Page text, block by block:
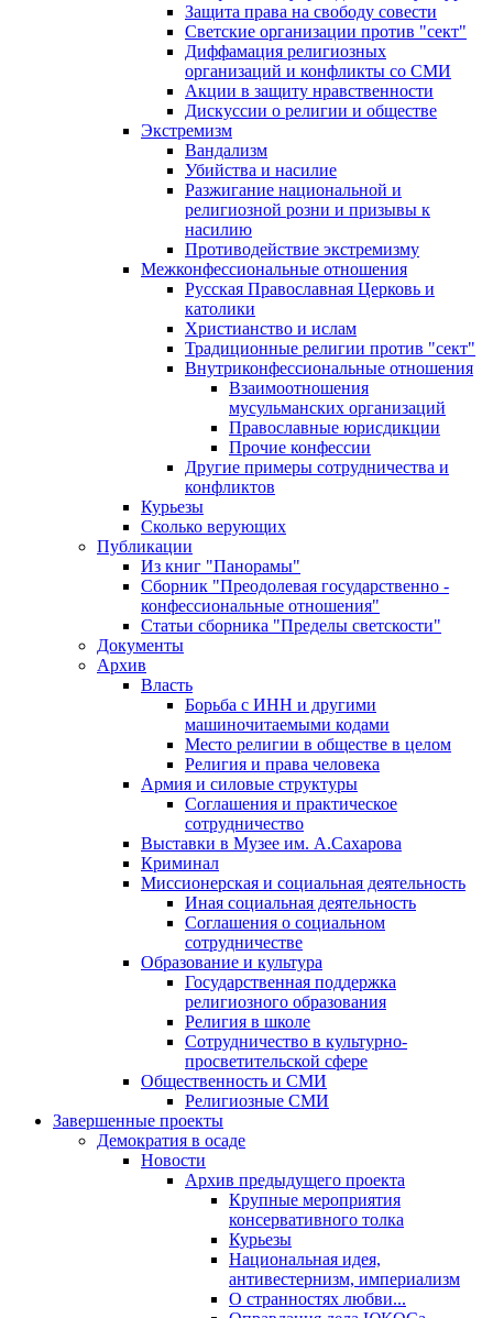
Защита права на свободу совести
Светские организации против "сект"
Диффамация религиозных
организаций и конфликты со СМИ
Акции в защиту нравственности
Дискуссии о религии и обществе
Экстремизм
Вандализм
Убийства и насилие
Разжигание национальной и
религиозной розни и призывы к
насилию
Противодействие экстремизму
Межконфессиональные отношения
Русская Православная Церковь и
католики
Христианство и ислам
Традиционные религии против "сект"
Внутриконфессиональные отношения
Взаимоотношения
мусульманских организаций
Православные юрисдикции
Прочие конфессии
Другие примеры сотрудничества и
конфликтов
Курьезы
Сколько верующих
Публикации
Из книг "Панорамы"
Сборник "Преодолевая государственно -
конфессиональные отношения"
Статьи сборника "Пределы светскости"
Документы
Архив
Власть
Борьба с ИНН и другими
машиночитаемыми кодами
Место религии в обществе в целом
Религия и права человека
Армия и силовые структуры
Соглашения и практическое
сотрудничество
Выставки в Музее им. А.Сахарова
Криминал
Миссионерская и социальная деятельность
Иная социальная деятельность
Соглашения о социальном
сотрудничестве
Образование и культура
Государственная поддержка
религиозного образования
Религия в школе
Сотрудничество в культурно-
просветительской сфере
Общественность и СМИ
Религиозные СМИ
Завершенные проекты
Демократия в осаде
Новости
Архив предыдущего проекта
Крупные мероприятия
консервативного толка
Курьезы
Национальная идея,
антивестернизм, империализм
О странностях любви...